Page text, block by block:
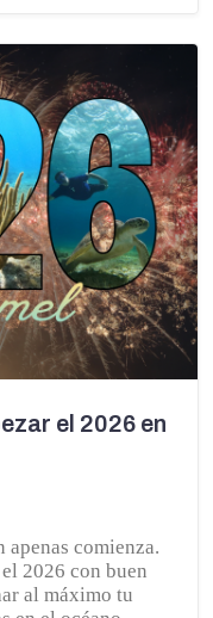
el 2026 en
comienza.
2026 con buen
al máximo tu